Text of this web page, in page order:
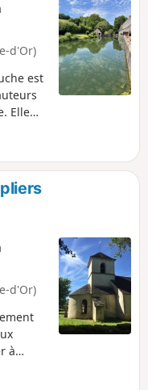
d'Or)
est
Elle
dont la
se
de
d'Or)
à